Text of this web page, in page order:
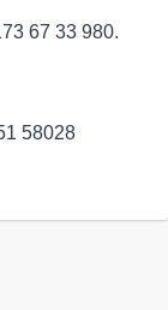
67 33 980.